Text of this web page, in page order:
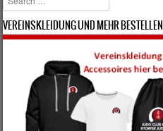
VEREINSKLEIDUNG UND MEHR BESTELLEN